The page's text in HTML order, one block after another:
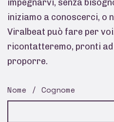
impegnarvi, senza
iniziamo a conoscerci, o
Viralbeat può fare per
ricontatteremo, pronti
proporre.
Nome / Cognome